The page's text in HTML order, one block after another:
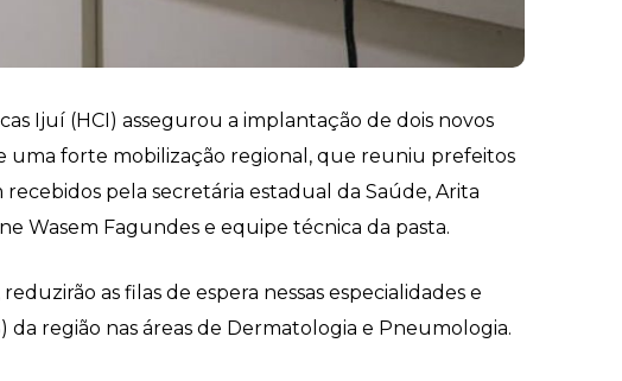
Ijuí (HCI) assegurou a implantação de dois novos
uma forte mobilização regional, que reuniu prefeitos
pela secretária estadual da Saúde, Arita
Wasem Fagundes e equipe técnica da pasta.
as filas de espera nessas especialidades e
da região nas áreas de Dermatologia e Pneumologia.